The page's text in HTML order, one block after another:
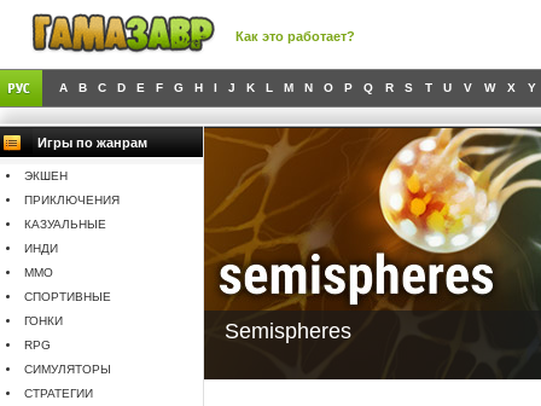
Как это работает?
A B C D E F G H I J K L M N O P Q R S T U V W X Y
Игры по жанрам
ЭКШЕН
ПРИКЛЮЧЕНИЯ
КАЗУАЛЬНЫЕ
ИНДИ
MMO
СПОРТИВНЫЕ
ГОНКИ
RPG
СИМУЛЯТОРЫ
СТРАТЕГИИ
Semispheres